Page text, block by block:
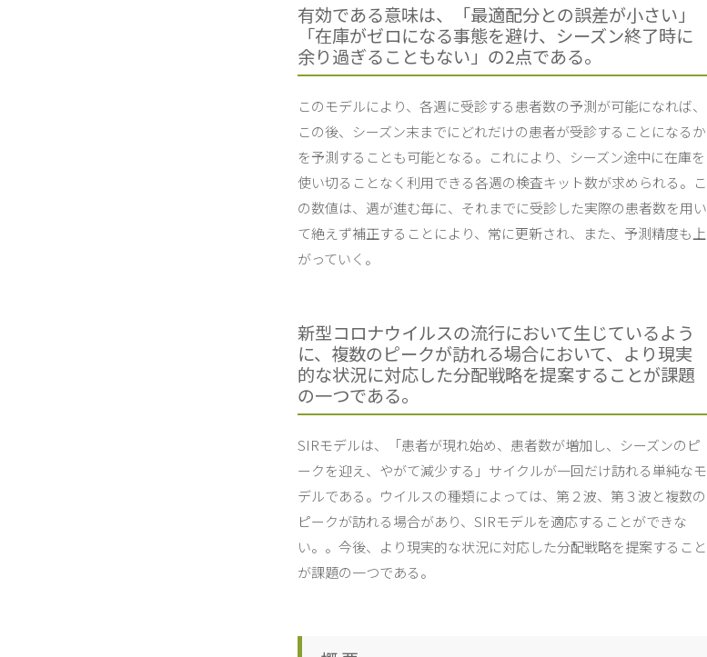
有効である意味は、「最適配分との誤差が小さい」
「在庫がゼロになる事態を避け、シーズン終了時に
余り過ぎることもない」の2点である。
このモデルにより、各週に受診する患者数の予測が可能になれば、
この後、シーズン末までにどれだけの患者が受診することになるか
を予測することも可能となる。これにより、シーズン途中に在庫を
使い切ることなく利用できる各週の検査キット数が求められる。こ
の数値は、週が進む毎に、それまでに受診した実際の患者数を用い
て絶えず補正することにより、常に更新され、また、予測精度も上
がっていく。
新型コロナウイルスの流行において生じているよう
に、複数のピークが訪れる場合において、より現実
的な状況に対応した分配戦略を提案することが課題
の一つである。
SIRモデルは、「患者が現れ始め、患者数が増加し、シーズンのピ
ークを迎え、やがて減少する」サイクルが一回だけ訪れる単純なモ
デルである。ウイルスの種類によっては、第２波、第３波と複数の
ピークが訪れる場合があり、SIRモデルを適応することができな
い。。今後、より現実的な状況に対応した分配戦略を提案すること
が課題の一つである。